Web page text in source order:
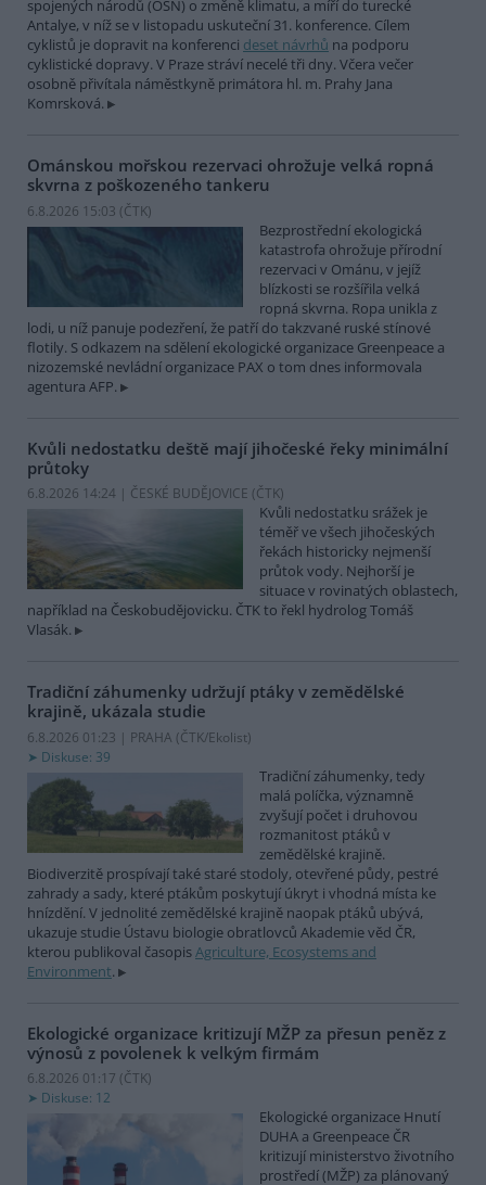
spojených národů (OSN) o změně klimatu, a míří do turecké
Antalye, v níž se v listopadu uskuteční 31. konference. Cílem
cyklistů je dopravit na konferenci deset návrhů na podporu
cyklistické dopravy. V Praze stráví necelé tři dny. Včera večer
osobně přivítala náměstkyně primátora hl. m. Prahy Jana
Komrsková.
Ománskou mořskou rezervaci ohrožuje velká ropná
skvrna z poškozeného tankeru
6.8.2026 15:03 (ČTK)
Bezprostřední ekologická
katastrofa ohrožuje přírodní
rezervaci v Ománu, v jejíž
blízkosti se rozšířila velká
ropná skvrna. Ropa unikla z
lodi, u níž panuje podezření, že patří do takzvané ruské stínové
flotily. S odkazem na sdělení ekologické organizace Greenpeace a
nizozemské nevládní organizace PAX o tom dnes informovala
agentura AFP.
Kvůli nedostatku deště mají jihočeské řeky minimální
průtoky
6.8.2026 14:24 | ČESKÉ BUDĚJOVICE (ČTK)
Kvůli nedostatku srážek je
téměř ve všech jihočeských
řekách historicky nejmenší
průtok vody. Nejhorší je
situace v rovinatých oblastech,
například na Českobudějovicku. ČTK to řekl hydrolog Tomáš
Vlasák.
Tradiční záhumenky udržují ptáky v zemědělské
krajině, ukázala studie
6.8.2026 01:23 | PRAHA (ČTK/Ekolist)
Diskuse: 39
Tradiční záhumenky, tedy
malá políčka, významně
zvyšují počet i druhovou
rozmanitost ptáků v
zemědělské krajině.
Biodiverzitě prospívají také staré stodoly, otevřené půdy, pestré
zahrady a sady, které ptákům poskytují úkryt i vhodná místa ke
hnízdění. V jednolité zemědělské krajině naopak ptáků ubývá,
ukazuje studie Ústavu biologie obratlovců Akademie věd ČR,
kterou publikoval časopisAgriculture, Ecosystems and
Environment.
Ekologické organizace kritizují MŽP za přesun peněz z
výnosů z povolenek k velkým firmám
6.8.2026 01:17 (ČTK)
Diskuse: 12
Ekologické organizace Hnutí
DUHA a Greenpeace ČR
kritizují ministerstvo životního
prostředí (MŽP) za plánovaný